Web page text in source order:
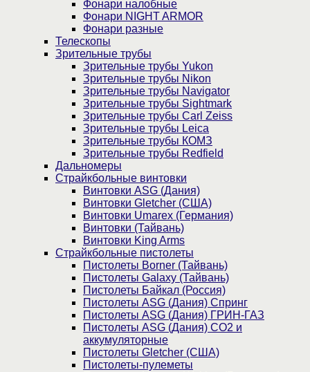
Фонари налобные
Фонари NIGHT ARMOR
Фонари разные
Телескопы
Зрительные трубы
Зрительные трубы Yukon
Зрительные трубы Nikon
Зрительные трубы Navigator
Зрительные трубы Sightmark
Зрительные трубы Carl Zeiss
Зрительные трубы Leica
Зрительные трубы КОМЗ
Зрительные трубы Redfield
Дальномеры
Страйкбольные винтовки
Винтовки ASG (Дания)
Винтовки Gletcher (США)
Винтовки Umarex (Германия)
Винтовки (Тайвань)
Винтовки King Arms
Страйкбольные пистолеты
Пистолеты Borner (Тайвань)
Пистолеты Galaxy (Тайвань)
Пистолеты Байкал (Россия)
Пистолеты ASG (Дания) Спринг
Пистолеты ASG (Дания) ГРИН-ГАЗ
Пистолеты ASG (Дания) CO2 и
аккумуляторные
Пистолеты Gletcher (США)
Пистолеты-пулеметы